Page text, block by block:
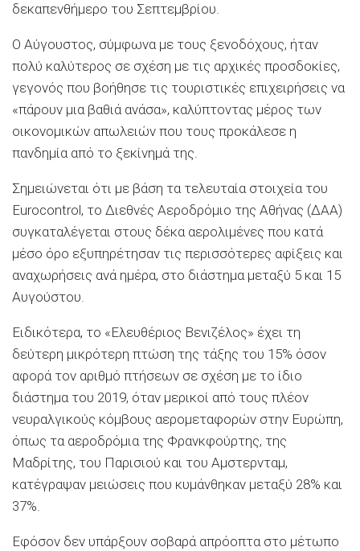
δεκαπενθήμερο του Σεπτεμβρίου.
Ο Αύγουστος, σύμφωνα με τους ξενοδόχους, ήταν
πολύ καλύτερος σε σχέση με τις αρχικές προσδοκίες,
γεγονός που βοήθησε τις τουριστικές επιχειρήσεις να
«πάρουν μια βαθιά ανάσα», καλύπτοντας μέρος των
οικονομικών απωλειών που τους προκάλεσε η
πανδημία από το ξεκίνημά της.
Σημειώνεται ότι με βάση τα τελευταία στοιχεία του
Eurocontrol, το Διεθνές Αεροδρόμιο της Αθήνας (ΔΑΑ)
συγκαταλέγεται στους δέκα αερολιμένες που κατά
μέσο όρο εξυπηρέτησαν τις περισσότερες αφίξεις και
αναχωρήσεις ανά ημέρα, στο διάστημα μεταξύ 5 και 15
Αυγούστου.
Ειδικότερα, το «Ελευθέριος Βενιζέλος» έχει τη
δεύτερη μικρότερη πτώση της τάξης του 15% όσον
αφορά τον αριθμό πτήσεων σε σχέση με το ίδιο
διάστημα του 2019, όταν μερικοί από τους πλέον
νευραλγικούς κόμβους αερομεταφορών στην Ευρώπη,
όπως τα αεροδρόμια της Φρανκφούρτης, της
Μαδρίτης, του Παρισιού και του Αμστερνταμ,
κατέγραψαν μειώσεις που κυμάνθηκαν μεταξύ 28% και
37%.
Εφόσον δεν υπάρξουν σοβαρά απρόοπτα στο μέτωπο